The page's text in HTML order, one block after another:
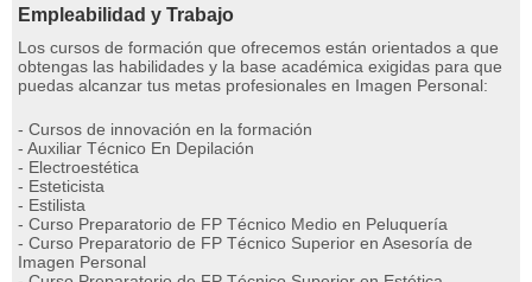
Empleabilidad y Trabajo
Los cursos de formación que ofrecemos están orientados a que
obtengas las habilidades y la base académica exigidas para que
puedas alcanzar tus metas profesionales en Imagen Personal:
- Cursos de innovación en la formación
- Auxiliar Técnico En Depilación
- Electroestética
- Esteticista
- Estilista
- Curso Preparatorio de FP Técnico Medio en Peluquería
- Curso Preparatorio de FP Técnico Superior en Asesoría de
Imagen Personal